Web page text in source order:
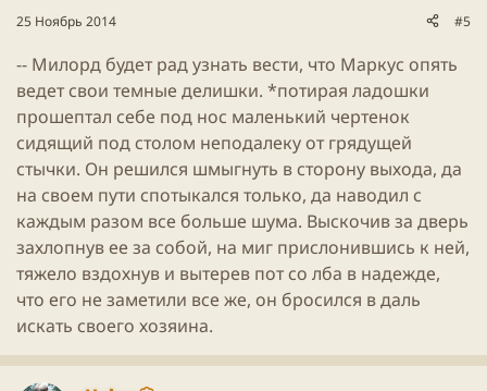
25 Ноябрь 2014 #5
-- Милорд будет рад узнать вести, что Маркус опять
ведет свои темные делишки. *потирая ладошки
прошептал себе под нос маленький чертенок
сидящий под столом неподалеку от грядущей
стычки. Он решился шмыгнуть в сторону выхода, да
на своем пути спотыкался только, да наводил с
каждым разом все больше шума. Выскочив за дверь
захлопнув ее за собой, на миг прислонившись к ней,
тяжело вздохнув и вытерев пот со лба в надежде,
что его не заметили все же, он бросился в даль
искать своего хозяина.